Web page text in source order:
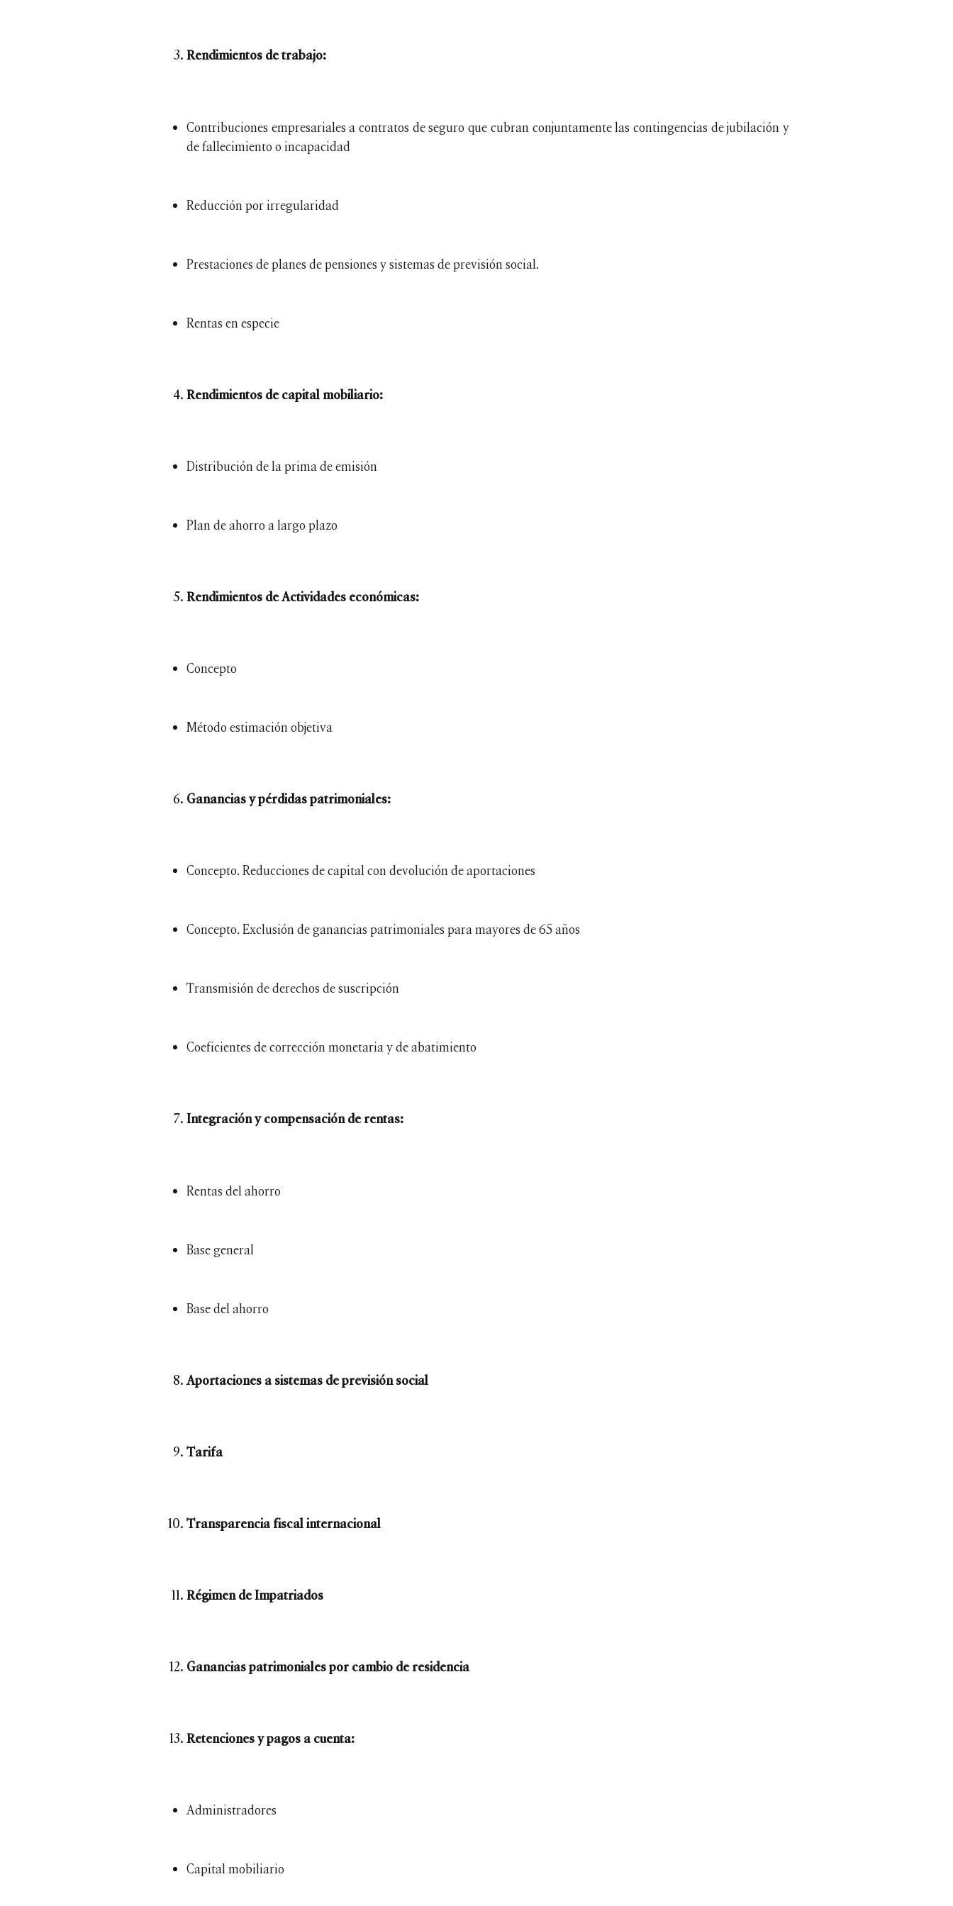
Rendimientos de trabajo:
Contribuciones empresariales a contratos de seguro que cubran conjuntamente las contingencias de jubilación y
de fallecimiento o incapacidad
Reducción por irregularidad
Prestaciones de planes de pensiones y sistemas de previsión social.
Rentas en especie
Rendimientos de capital mobiliario:
Distribución de la prima de emisión
Plan de ahorro a largo plazo
Rendimientos de Actividades económicas:
Concepto
Método estimación objetiva
Ganancias y pérdidas patrimoniales:
Concepto. Reducciones de capital con devolución de aportaciones
Concepto. Exclusión de ganancias patrimoniales para mayores de 65 años
Transmisión de derechos de suscripción
Coeficientes de corrección monetaria y de abatimiento
Integración y compensación de rentas:
Rentas del ahorro
Base general
Base del ahorro
Aportaciones a sistemas de previsión social
Tarifa
Transparencia fiscal internacional
Régimen de Impatriados
Ganancias patrimoniales por cambio de residencia
Retenciones y pagos a cuenta:
Administradores
Capital mobiliario